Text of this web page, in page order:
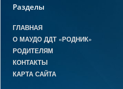
Разделы
ГЛАВНАЯ
О МАУДО ДДТ «РОДНИК»
РОДИТЕЛЯМ
КОНТАКТЫ
КАРТА САЙТА